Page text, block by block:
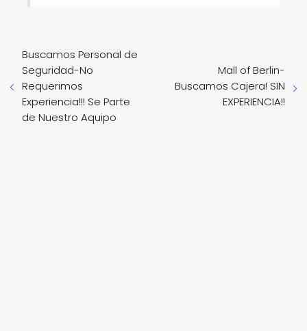
Buscamos Personal de
Seguridad-No
Requerimos
Experiencia!!! Se Parte
de Nuestro Aquipo
Mall of Berlin-
Buscamos Cajera! SIN
EXPERIENCIA!!